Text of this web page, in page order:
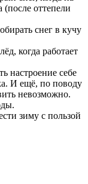
оттепели
снег в кучу
когда работает
настроение себе
И ещё, по поводу
невозможно.
зиму с пользой